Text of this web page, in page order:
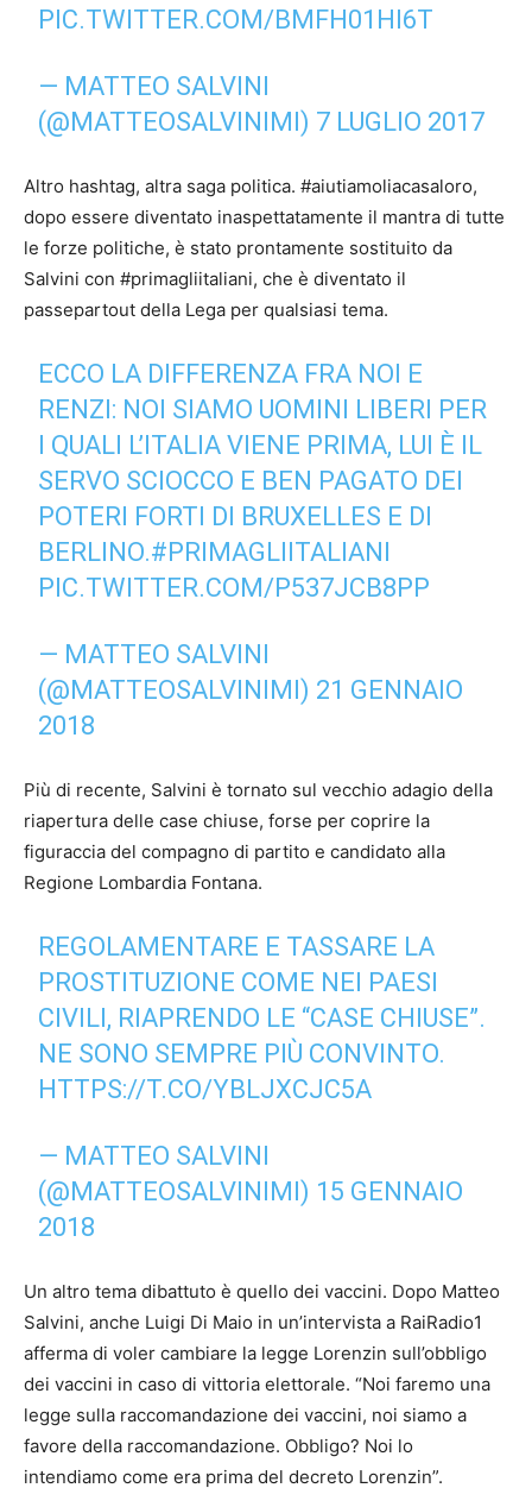
PIC.TWITTER.COM/BMFH01HI6T
— MATTEO SALVINI
(@MATTEOSALVINIMI) 7 LUGLIO 2017
Altro hashtag, altra saga politica. #aiutiamoliacasaloro,
dopo essere diventato inaspettatamente il mantra di tutte
le forze politiche, è stato prontamente sostituito da
Salvini con #primagliitaliani, che è diventato il
passepartout della Lega per qualsiasi tema.
ECCO LA DIFFERENZA FRA NOI E
RENZI: NOI SIAMO UOMINI LIBERI PER
I QUALI L’ITALIA VIENE PRIMA, LUI È IL
SERVO SCIOCCO E BEN PAGATO DEI
POTERI FORTI DI BRUXELLES E DI
BERLINO.#PRIMAGLIITALIANI
PIC.TWITTER.COM/P537JCB8PP
— MATTEO SALVINI
(@MATTEOSALVINIMI) 21 GENNAIO
2018
Più di recente, Salvini è tornato sul vecchio adagio della
riapertura delle case chiuse, forse per coprire la
figuraccia del compagno di partito e candidato alla
Regione Lombardia Fontana.
REGOLAMENTARE E TASSARE LA
PROSTITUZIONE COME NEI PAESI
CIVILI, RIAPRENDO LE “CASE CHIUSE”.
NE SONO SEMPRE PIÙ CONVINTO.
HTTPS://T.CO/YBLJXCJC5A
— MATTEO SALVINI
(@MATTEOSALVINIMI) 15 GENNAIO
2018
Un altro tema dibattuto è quello dei vaccini. Dopo Matteo
Salvini, anche Luigi Di Maio in un’intervista a RaiRadio1
afferma di voler cambiare la legge Lorenzin sull’obbligo
dei vaccini in caso di vittoria elettorale. “Noi faremo una
legge sulla raccomandazione dei vaccini, noi siamo a
favore della raccomandazione. Obbligo? Noi lo
intendiamo come era prima del decreto Lorenzin”.